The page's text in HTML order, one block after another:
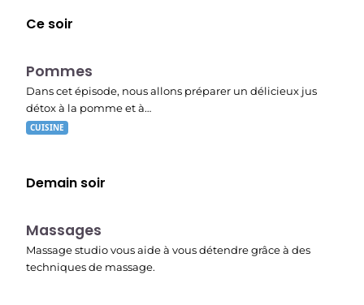
Ce soir
Pommes
Dans cet épisode, nous allons préparer un délicieux jus
détox à la pomme et à…
CUISINE
Demain soir
23:19
Massages
Massage studio vous aide à vous détendre grâce à des
techniques de massage.